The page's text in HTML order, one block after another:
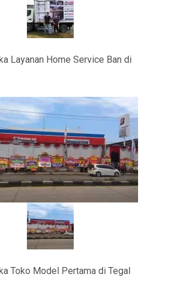
Layanan Home Service Ban di
Toko Model Pertama di Tegal